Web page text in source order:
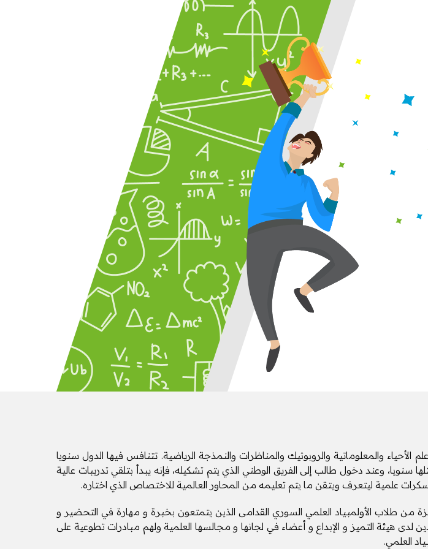
الأحياء والمعلوماتية والروبوتيك والمناظرات والنمذجة الرياضية. تتنافس فيها الدول سنويا
وعند دخول طالب إلى الفريق الوطني الذي يتم تشكيله، فإنه يبدأ بتلقي تدريبات عالية
علمية ليتعرف ويتقن ما يتم تعليمه من المحاور العالمية للاختصاص الذي اختاره.
متميزة من طلاب الأولمبياد العلمي السوري القدامى الذين يتمتعون بخبرة و مهارة في التحضير و
لدى هيئة التميز و الإبداع و أعضاء في لجانها و مجالسها العلمية ولهم مبادرات تطوعية على
العلمي.